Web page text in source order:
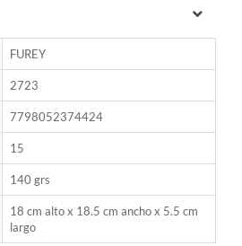
FUREY
2723
7798052374424
15
140 grs
18 cm alto x 18.5 cm ancho x 5.5 cm
largo